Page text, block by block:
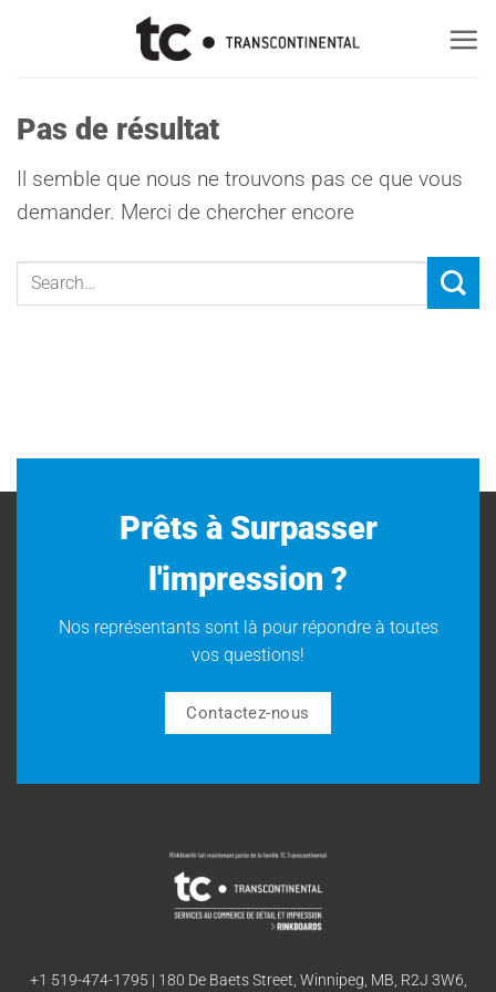
Pas de résultat
Il semble que nous ne trouvons pas ce que vous
demander. Merci de chercher encore
Prêts à Surpasser
l'impression ?
Nos représentants sont là pour répondre à toutes
vos questions!
Contactez-nous
+1 519-474-1795 | 180 De Baets Street, Winnipeg, MB, R2J 3W6,